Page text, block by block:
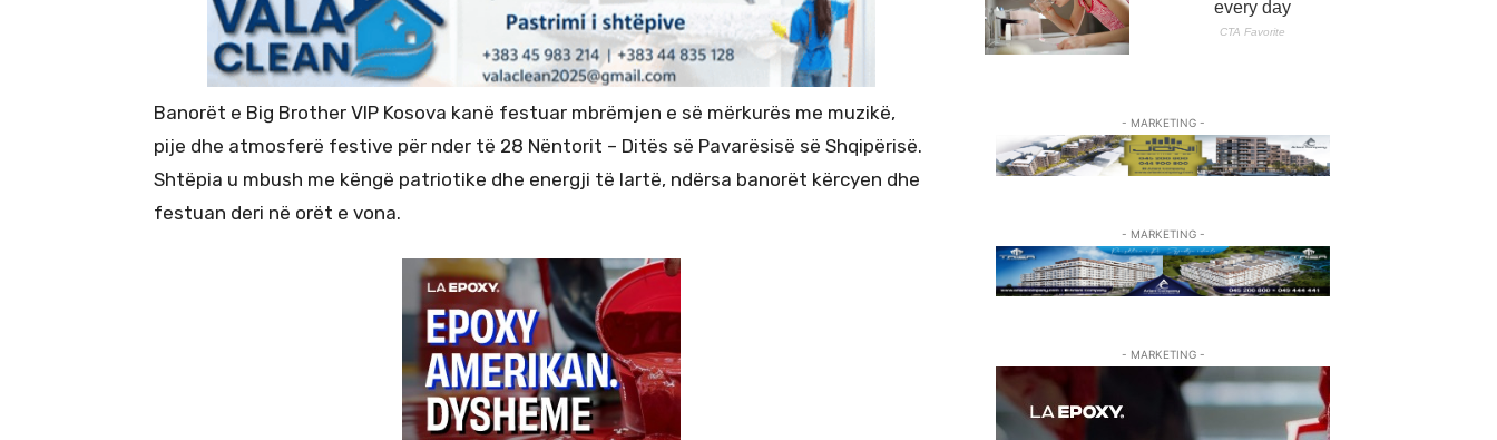
Banorët e Big Brother VIP Kosova kanë festuar mbrëmjen e së mërkurës me muzikë,
pije dhe atmosferë festive për nder të 28 Nëntorit – Ditës së Pavarësisë së Shqipërisë.
Shtëpia u mbush me këngë patriotike dhe energji të lartë, ndërsa banorët kërcyen dhe
festuan deri në orët e vona.
- MARKETING -
- MARKETING -
- MARKETING -